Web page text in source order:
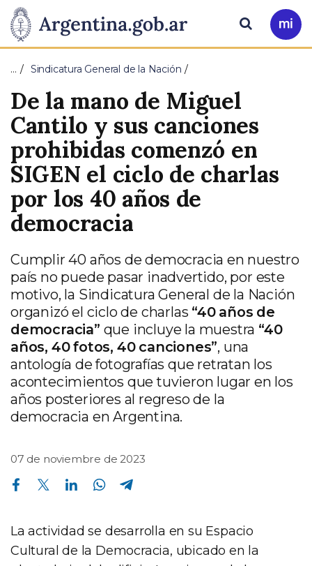
Presidencia
de
la
Nación
Pasar al contenido principal
Ir
a
Buscar
… Sindicatura General de la Nación
De la mano de Miguel
Cantilo y sus canciones
prohibidas comenzó en
SIGEN el ciclo de charlas
por los 40 años de
democracia
Cumplir 40 años de democracia en nuestro
país no puede pasar inadvertido, por este
motivo, la Sindicatura General de la Nación
organizó el ciclo de charlas “40 años de
democracia” que incluye la muestra “40
años, 40 fotos, 40 canciones”, una
antología de fotografías que retratan los
acontecimientos que tuvieron lugar en los
años posteriores al regreso de la
democracia en Argentina.
07 de noviembre de 2023
Compartir en Facebook Compartir en Twitter Compartir en Linkedin Compartir en Whatsapp
La actividad se desarrolla en su Espacio
Cultural de la Democracia, ubicado en la